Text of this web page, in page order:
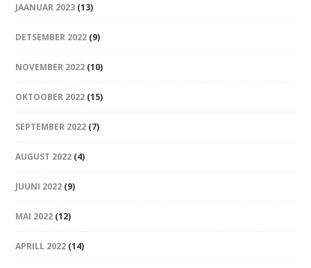
JAANUAR 2023 (13)
DETSEMBER 2022 (9)
NOVEMBER 2022 (10)
OKTOOBER 2022 (15)
SEPTEMBER 2022 (7)
AUGUST 2022 (4)
JUUNI 2022 (9)
MAI 2022 (12)
APRILL 2022 (14)